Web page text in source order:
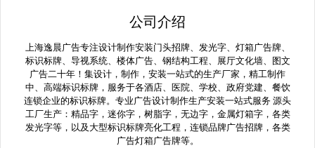
公司介绍
上海逸晨广告专注设计制作安装门头招牌、发光字、灯箱广告牌、
标识标牌、导视系统、楼体广告、钢结构工程、展厅文化墙、图文
广告二十年！集设计，制作，安装一站式的生产厂家，精工制作
中、高端标识标牌，服务于各酒店、医院、学校、政府党建、餐饮
连锁企业的标识标牌。专业广告设计制作生产安装一站式服务 源头
工厂生产：精品字，迷你字，树脂字，无边字，金属灯箱字，各类
发光字等，以及大型标识标牌亮化工程，连锁品牌广告招牌，各类
广告灯箱广告牌等。